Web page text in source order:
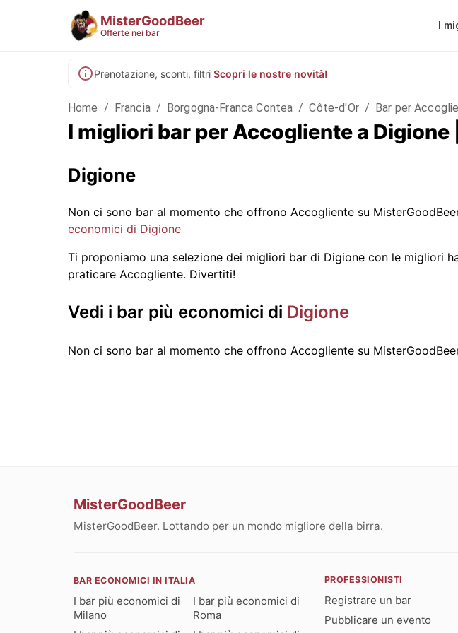
MisterGoodBeer
Offerte nei bar
I
Prenotazione, sconti, filtri Scopri le nostre novità!
Home / Francia / Borgogna-Franca Contea / Côte-d'Or / Bar per
I migliori bar per Accogliente a
Digione
Non ci sono bar al momento che offrono Accogliente su
economici di Digione
Ti proponiamo una selezione dei migliori bar di Digione con le migliori
praticare Accogliente. Divertiti!
Vedi i bar più economici di Digione
Non ci sono bar al momento che offrono Accogliente su
MisterGoodBeer
MisterGoodBeer. Lottando per un mondo migliore della birra.
BAR ECONOMICI IN ITALIA
I bar più economici di
Milano
I bar più economici di
Roma
PROFESSIONISTI
Registrare un bar
Pubblicare un evento